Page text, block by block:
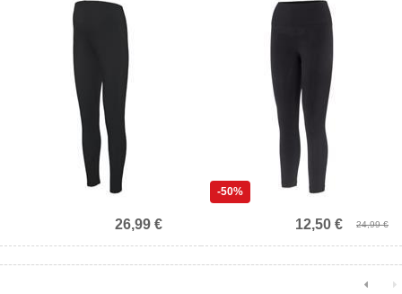
26,99 €
-50%
24,99 €
12,50 €
Prejmite 10% popust na prvi nakup.